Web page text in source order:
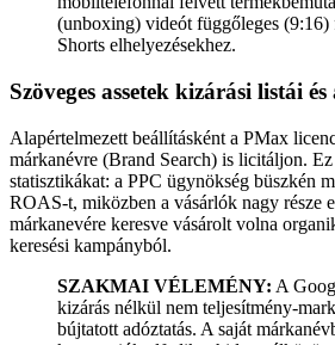
(unboxing) videót függőleges (9:16)
Shorts elhelyezésekhez.
Szöveges assetek kizárási listái
Alapértelmezett beállításként a PMax
márkanévre (Brand Search) is licitáljon.
statisztikákat: a PPC ügynökség büszkén
ROAS-t, miközben a vásárlók nagy része
márkanevére keresve vásárolt volna
keresési kampányból.
SZAKMAI VÉLEMÉNY: A
kizárás nélkül nem teljesítmény-
bújtatott adóztatás. A saját